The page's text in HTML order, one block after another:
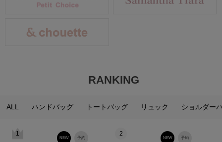
RANKING
ALL ハンドバッグ トートバッグ リュック ショルダー
1
予約
NEW
2
予約
NEW